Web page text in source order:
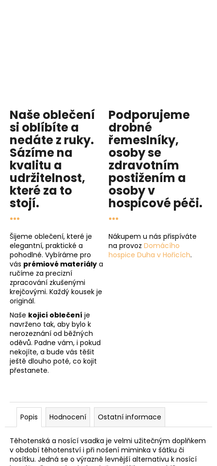
Naše oblečení
si oblíbíte a
nedáte z ruky.
Sázíme na
kvalitu a
udržitelnost,
které za to
stojí.
...
Šijeme oblečení, které je
elegantní, praktické a
pohodlné. Vybíráme pro
vás prémiové materiály a
ručíme za precizní
zpracování zkušenými
krejčovými. Každý kousek je
originál.
Naše kojicí oblečení je
navrženo tak, aby bylo k
nerozeznání od běžných
oděvů. Padne vám, i pokud
nekojíte, a bude vás těšit
ještě dlouho poté, co kojit
přestanete.
Podporujeme
drobné
řemeslníky,
osoby se
zdravotním
postižením a
osoby v
hospicové péči.
...
Nákupem u nás přispíváte
na provoz Domácího
hospice Duha v Hořicích.
Popis Hodnocení Ostatní informace
Těhotenská a nosící vsadka je velmi užitečným doplňkem
v období těhotenství i při nošení miminka v šátku či
nosítku. Jedná se o výrazně levnější alternativu k nosící